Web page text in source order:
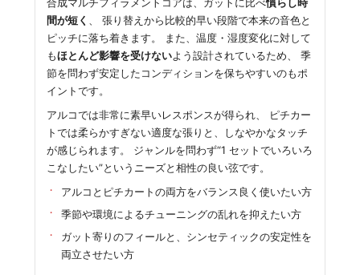
間が短く
、 張り替えから比較的早い段階で本来の音色と
ピッチに落ち着きます。 また、温度・湿度変化に対して
もほとんど影響を受けないよう設計されているため、 季
節を問わず安定したコンディションを保ちやすいのもポ
イントです。
アルコでは非常に素早いレスポンスが得られ、 ピチカー
トでは柔らかすぎない適度な張りと、しなやかなタッチ
が感じられます。 ジャンルを問わず“1 セットでいろいろ
こなしたい”というニーズと相性の良い弦です。
アルコとピチカートの両方をバランス良く使いたい方
季節や環境によるチューニングの乱れを抑えたい方
ガット寄りのフィールと、シンセティックの安定性を
両立させたい方